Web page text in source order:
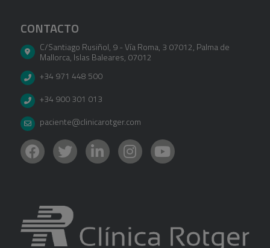
CONTACTO
C/Santiago Rusiñol, 9 - Vía Roma, 3 07012, Palma de
Mallorca, Islas Baleares, 07012
+34 971 448 500
+34 900 301 013
paciente@clinicarotger.com